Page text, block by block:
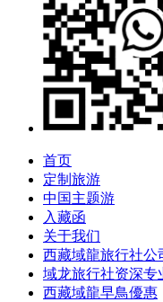
首页
定制旅游
中国主题游
入藏函
关于我们
西藏域龍旅行社公
域龙旅行社资深专
西藏域龍早鳥優惠